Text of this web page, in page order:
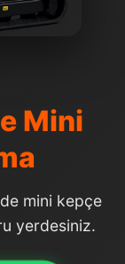
Mini
mini kepçe
yerdesiniz.